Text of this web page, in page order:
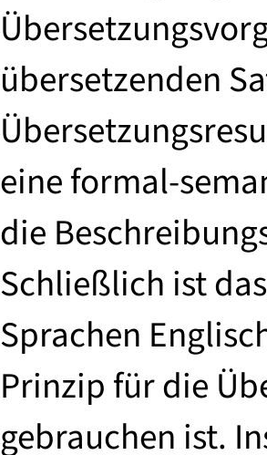
übersetzenden
eine formal-
die
Schließlich ist
Sprachen
Prinzip für die
gebrauchen ist.